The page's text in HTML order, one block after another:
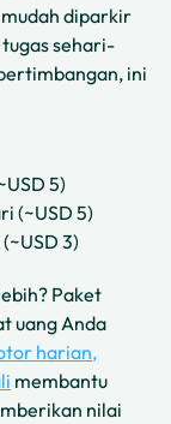
diparkir
sehari-
ini
5)
(~USD 5)
3)
Paket
uang Anda
harian,
membantu
nilai